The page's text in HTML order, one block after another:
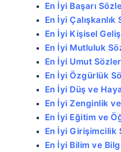
En İyi Başarı
En İyi Çalışkanlık
En İyi Kişisel
En İyi Mutluluk
En İyi Umut
En İyi Özgürlük
En İyi Düş ve
En İyi Zenginlik
En İyi Eğitim ve
En İyi Girişimcilik
En İyi Bilim ve